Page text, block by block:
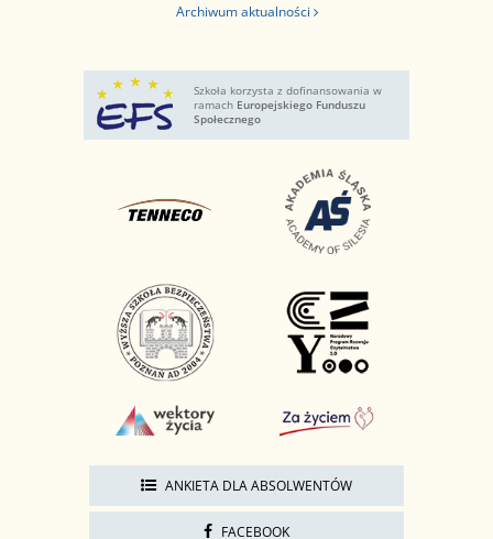
Archiwum aktualności
Szkoła korzysta z dofinansowania w
ramach Europejskiego Funduszu
Społecznego
ANKIETA DLA ABSOLWENTÓW
FACEBOOK